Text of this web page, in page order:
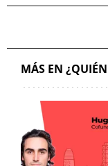
MÁS EN